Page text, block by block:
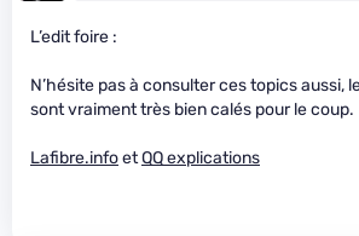
L’edit foire :
N’hésite pas à consulter ces topics aussi,
sont vraiment très bien calés pour le coup.
Lafibre.infoetQQ explications